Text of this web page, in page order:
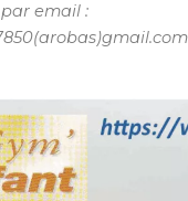
email :